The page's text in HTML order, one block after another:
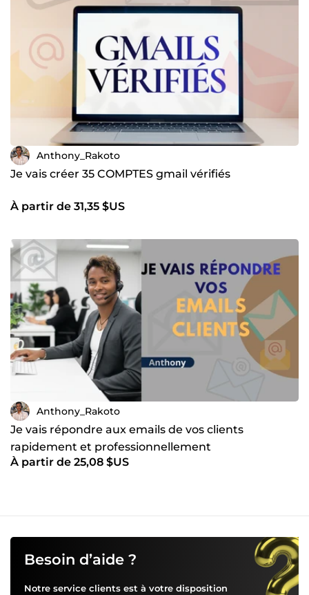
Anthony_Rakoto
Je vais créer 35 COMPTES gmail vérifiés
À partir de 31,35 $US
Anthony_Rakoto
Je vais répondre aux emails de vos clients
rapidement et professionnellement
À partir de 25,08 $US
Besoin d’aide ?
Notre service clients est à votre disposition